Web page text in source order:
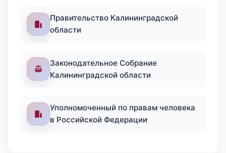
Правительство Калининградской
области
Законодательное Собрание
Калининградской области
Уполномоченный по правам человека
в Российской Федерации